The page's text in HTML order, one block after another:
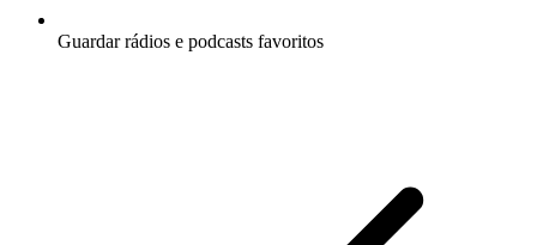
Guardar rádios e podcasts favoritos